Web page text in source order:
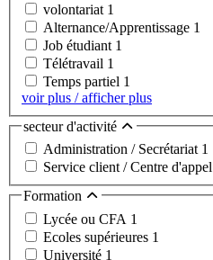
volontariat 1
Alternance/Apprentissage 1
Job étudiant 1
Télétravail 1
Temps partiel 1
voir plus / afficher plus
secteur d'activité
Administration / Secrétariat 1
Service client / Centre d'appel
Formation
Lycée ou CFA 1
Ecoles supérieures 1
Université 1